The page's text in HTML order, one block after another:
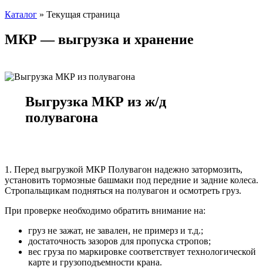
Каталог » Текущая страница
МКР — выгрузка и хранение
Выгрузка МКР из ж/д
полувагона
1. Перед выгрузкой МКР Полувагон надежно затормозить,
установить тормозные башмаки под передние и задние колеса.
Стропальщикам подняться на полувагон и осмотреть груз.
При проверке необходимо обратить внимание на:
груз не зажат, не завален, не примерз и т.д.;
достаточность зазоров для пропуска стропов;
вес груза по маркировке соответствует технологической
карте и грузоподъемности крана.